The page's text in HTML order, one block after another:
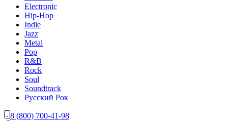
Electronic
Hip-Hop
Indie
Jazz
Metal
Pop
R&B
Rock
Soul
Soundtrack
Русский Рок
8 (800) 700-41-98